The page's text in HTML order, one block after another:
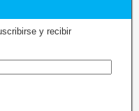
y recibir